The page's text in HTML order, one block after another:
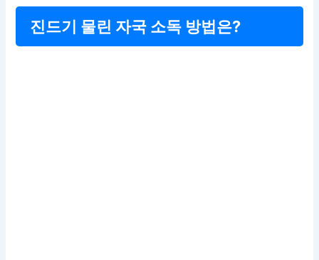
진드기 물린 자국 소독 방법은?